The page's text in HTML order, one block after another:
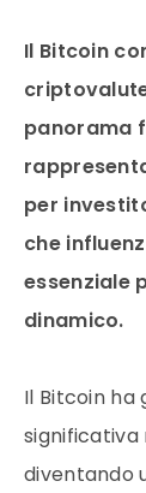
Il Bitcoin
panorama
per
che
essenziale
dinamico.
Il Bitcoin ha
significativa
diventando